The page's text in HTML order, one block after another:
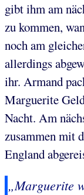
gibt ihm am
zu kommen,
noch am
allerdings
ihr. Armand
Marguerite
Nacht. Am
zusammen mit
England
„Marguerite